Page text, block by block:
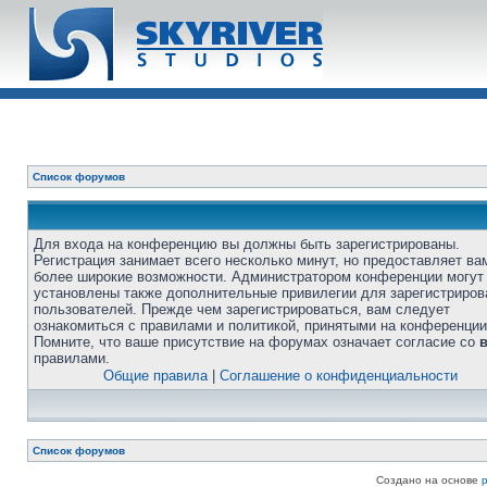
Список форумов
Для входа на конференцию вы должны быть зарегистрированы.
Регистрация занимает всего несколько минут, но предоставляет
более широкие возможности. Администратором конференции
установлены также дополнительные привилегии для
пользователей. Прежде чем зарегистрироваться, вам следует
ознакомиться с правилами и политикой, принятыми на
Помните, что ваше присутствие на форумах означает согласие со
правилами.
Общие правила| Соглашение о конфиденциальности
Список форумов
Создано на основе